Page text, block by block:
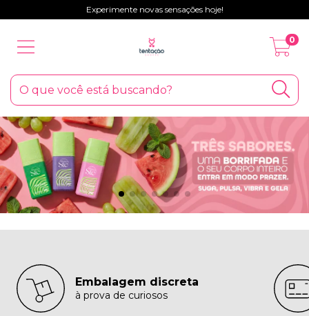
Experimente novas sensações hoje!
0
Embalagem discreta
à prova de curiosos